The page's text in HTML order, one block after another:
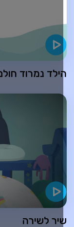
נמרוד חולם
לשירה